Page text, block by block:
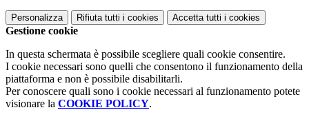
Personalizza Rifiuta tutti i cookies Accetta tutti i cookies
Gestione cookie
In questa schermata è possibile scegliere quali cookie consentire.
I cookie necessari sono quelli che consentono il funzionamento della
piattaforma e non è possibile disabilitarli.
Per conoscere quali sono i cookie necessari al funzionamento potete
visionare la COOKIE POLICY.